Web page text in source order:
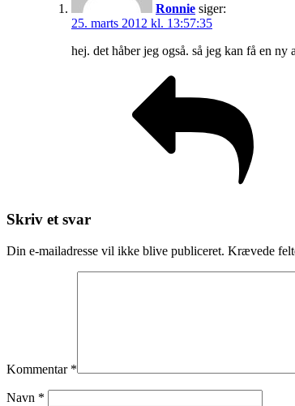
Ronnie siger:
25. marts 2012 kl. 13:57:35
hej. det håber jeg også. så jeg kan få en
Skriv et svar
Din e-mailadresse vil ikke blive publiceret. Krævede
Kommentar *
Navn *